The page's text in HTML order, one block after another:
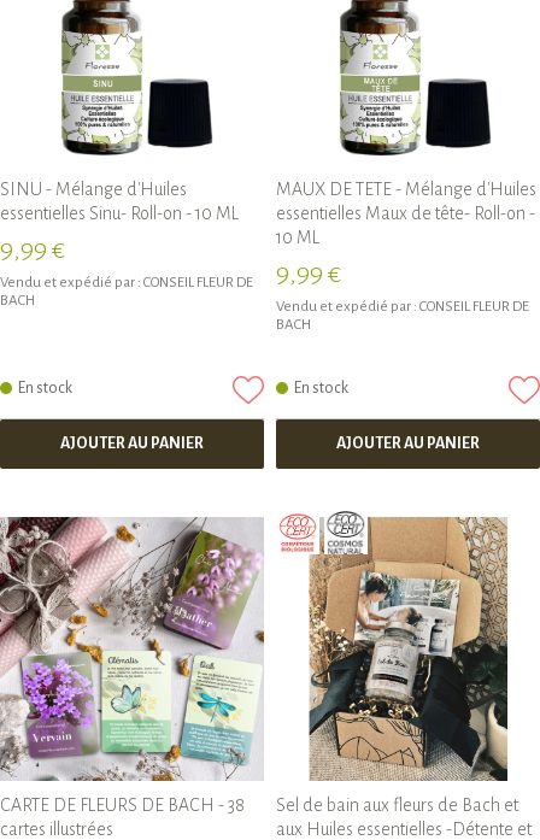
SINU - Mélange d'Huiles
essentielles Sinu- Roll-on - 10 ML
9,99 €
Vendu et expédié par : CONSEIL FLEUR DE
BACH
En stock
AJOUTER AU PANIER
MAUX DE TETE - Mélange d'Huiles
essentielles Maux de tête- Roll-on -
10 ML
9,99 €
Vendu et expédié par : CONSEIL FLEUR DE
BACH
En stock
AJOUTER AU PANIER
CARTE DE FLEURS DE BACH - 38
cartes illustrées
Sel de bain aux fleurs de Bach et
aux Huiles essentielles -Détente et